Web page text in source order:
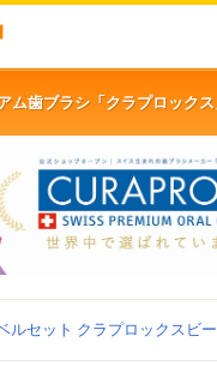
ム歯ブラシ「クラプロック
ルセット クラプロックスビ